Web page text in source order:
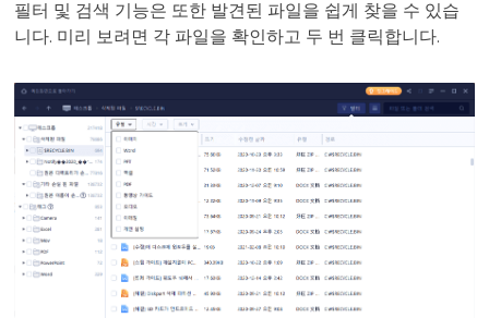
필터 및 검색 기능은 또한 발견된 파일을 쉽게 찾을 수 있습
니다. 미리 보려면 각 파일을 확인하고 두 번 클릭합니다.